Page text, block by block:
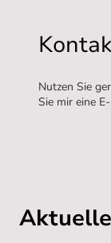
Nutzen Sie
Sie mir eine